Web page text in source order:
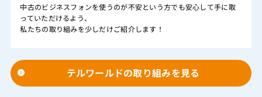
中古のビジネスフォンを使うのが不安という方でも安心して手に取
っていただけるよう、
私たちの取り組みを少しだけご紹介します！
テルワールドの取り組みを見る